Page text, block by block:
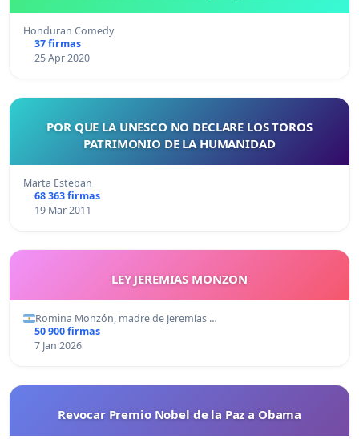
Honduran Comedy
37 firmas
25 Apr 2020
POR QUE LA UNESCO NO DECLARE LOS TOROS
PATRIMONIO DE LA HUMANIDAD
Marta Esteban
68 363 firmas
19 Mar 2011
LEY JEREMIAS MONZON
Romina Monzón, madre de Jeremías …
50 900 firmas
7 Jan 2026
Revocar Premio Nobel de la Paz a Obama